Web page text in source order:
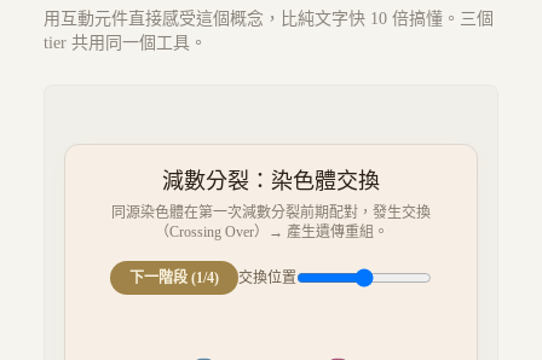
用互動元件直接感受這個概念，比純文字快 10 倍搞懂。三個
tier 共用同一個工具。
減數分裂：染色體交換
同源染色體在第一次減數分裂前期配對，發生交換
（Crossing Over）→ 產生遺傳重組。
下一階段 (1/4) 交換位置